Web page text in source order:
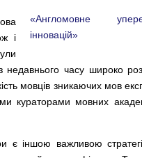
«Англомовне
інновацій»
і
часу широко
мовців зникаючих мов
кураторами мовних
є іншою важливою